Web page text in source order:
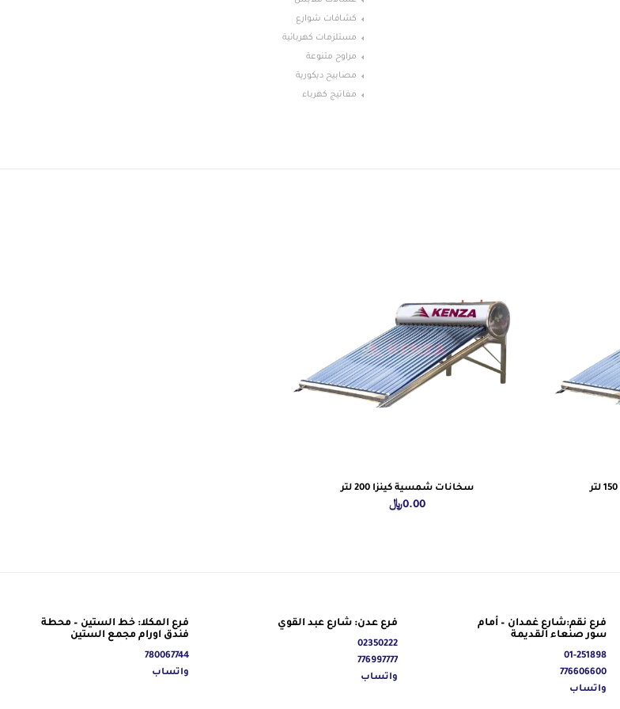
كشافات شوارع
مستلزمات كهربائية
مراوح متنوعة
مصابيح ديكورية
مفاتيج كهرباء
سخانات شمسية كينزا 200 لتر
0.00﷼
فرع نقم:شارع غمدان – أمام
سور صنعاء القديمة
01-251898
776606600
واتساب
فرع عدن: شارع عبد القوي
02350222
776997777
واتساب
فرع المكلا: خط الستين – محطة
فندق اورام مجمع الستين
780067744
واتساب